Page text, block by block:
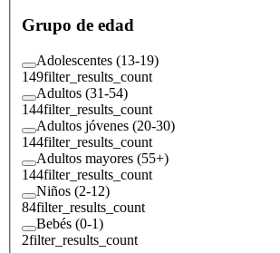
Grupo de edad
Adolescentes (13-19)
149filter_results_count
Adultos (31-54)
144filter_results_count
Adultos jóvenes (20-30)
144filter_results_count
Adultos mayores (55+)
144filter_results_count
Niños (2-12)
84filter_results_count
Bebés (0-1)
2filter_results_count